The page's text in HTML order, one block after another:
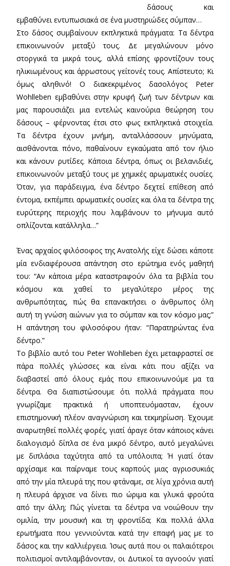
δάσους και
εμβαθύνει εντυπωσιακά σε ένα μυστηριώδες σύμπαν…
Στο δάσος συμβαίνουν εκπληκτικά πράγματα: Τα δέντρα
επικοινωνούν μεταξύ τους. Δε μεγαλώνουν μόνο
στοργικά τα μικρά τους, αλλά επίσης φροντίζουν τους
ηλικιωμένους και άρρωστους γείτονές τους. Απίστευτο; Κι
όμως αληθινό! Ο διακεκριμένος δασολόγος Peter
Wohlleben εμβαθύνει στην κρυφή ζωή των δέντρων και
μας παρουσιάζει μια εντελώς καινούρια θεώρηση του
δάσους – φέρνοντας έτσι στο φως εκπληκτικά στοιχεία.
Τα δέντρα έχουν μνήμη, ανταλλάσσουν μηνύματα,
αισθάνονται πόνο, παθαίνουν εγκαύματα από τον ήλιο
και κάνουν ρυτίδες. Κάποια δέντρα, όπως οι βελανιδιές,
επικοινωνούν μεταξύ τους με χημικές αρωματικές ουσίες.
Όταν, για παράδειγμα, ένα δέντρο δεχτεί επίθεση από
έντομα, εκπέμπει αρωματικές ουσίες και όλα τα δέντρα της
ευρύτερης περιοχής που λαμβάνουν το μήνυμα αυτό
οπλίζονται κατάλληλα…”
Ένας αρχαίος φιλόσοφος της Ανατολής είχε δώσει κάποτε
μία ενδιαφέρουσα απάντηση στο ερώτημα ενός μαθητή
του: “Αν κάποια μέρα καταστραφούν όλα τα βιβλία του
κόσμου και χαθεί το μεγαλύτερο μέρος της
ανθρωπότητας, πώς θα επανακτήσει ο άνθρωπος όλη
αυτή τη γνώση αιώνων για το σύμπαν και τον κόσμο μας;”
Η απάντηση του φιλοσόφου ήταν: “Παρατηρώντας ένα
δέντρο.”
Το βιβλίο αυτό του Peter Wohlleben έχει μεταφραστεί σε
πάρα πολλές γλώσσες και είναι κάτι που αξίζει να
διαβαστεί από όλους εμάς που επικοινωνούμε μα τα
δέντρα. Θα διαπιστώσουμε ότι πολλά πράγματα που
γνωρίζαμε πρακτικά ή υποπτευόμασταν, έχουν
επιστημονική πλέον αναγνώριση και τεκμηρίωση. Έχουμε
αναρωτηθεί πολλές φορές, γιατί άραγε όταν κάποιος κάνει
διαλογισμό δίπλα σε ένα μικρό δέντρο, αυτό μεγαλώνει
με διπλάσια ταχύτητα από τα υπόλοιπα; Ή γιατί όταν
αρχίσαμε και παίρναμε τους καρπούς μιας αγριοσυκιάς
από την μία πλευρά της που φτάναμε, σε λίγα χρόνια αυτή
η πλευρά άρχισε να δίνει πιο ώριμα και γλυκά φρούτα
από την άλλη; Πώς γίνεται τα δέντρα να νοιώθουν την
ομιλία, την μουσική και τη φροντίδα; Και πολλά άλλα
ερωτήματα που γεννιούνται κατά την επαφή μας με το
δάσος και την καλλιέργεια. Ίσως αυτά που οι παλαιότεροι
πολιτισμοί αντιλαμβάνονταν, οι Δυτικοί τα αγνοούν γιατί